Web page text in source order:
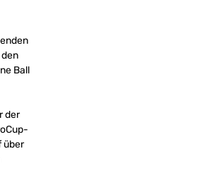
Ball
der
über